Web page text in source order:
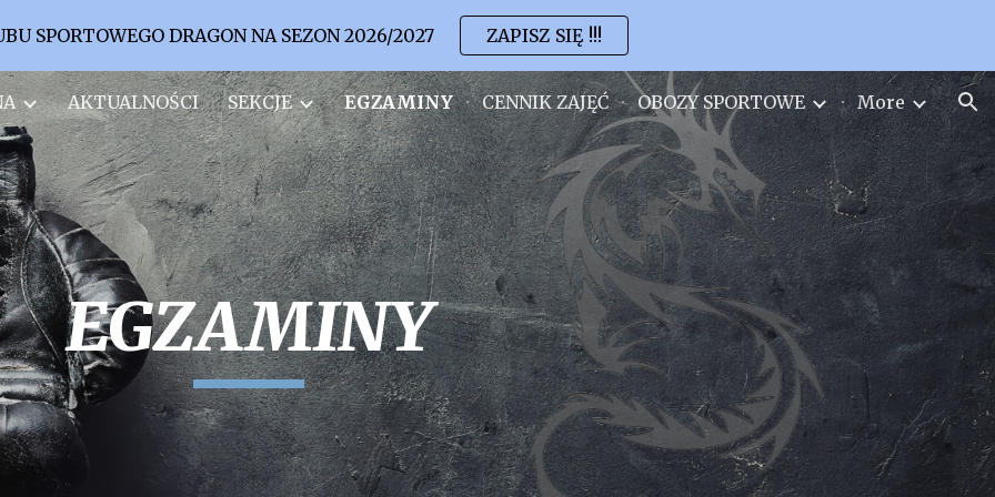
to main content Skip to navigation
SPORTOWEGO DRAGON NA SEZON 2026/2027 ZAPISZ SIĘ !!!
AKTUALNOŚCI SEKCJE EGZAMINY CENNIK ZAJĘĆ OBOZY SPORTOWE More
EGZAMINY